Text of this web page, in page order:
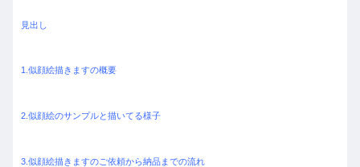
見出し
1.似顔絵描きますの概要
2.似顔絵のサンプルと描いてる様子
3.似顔絵描きますのご依頼から納品までの流れ